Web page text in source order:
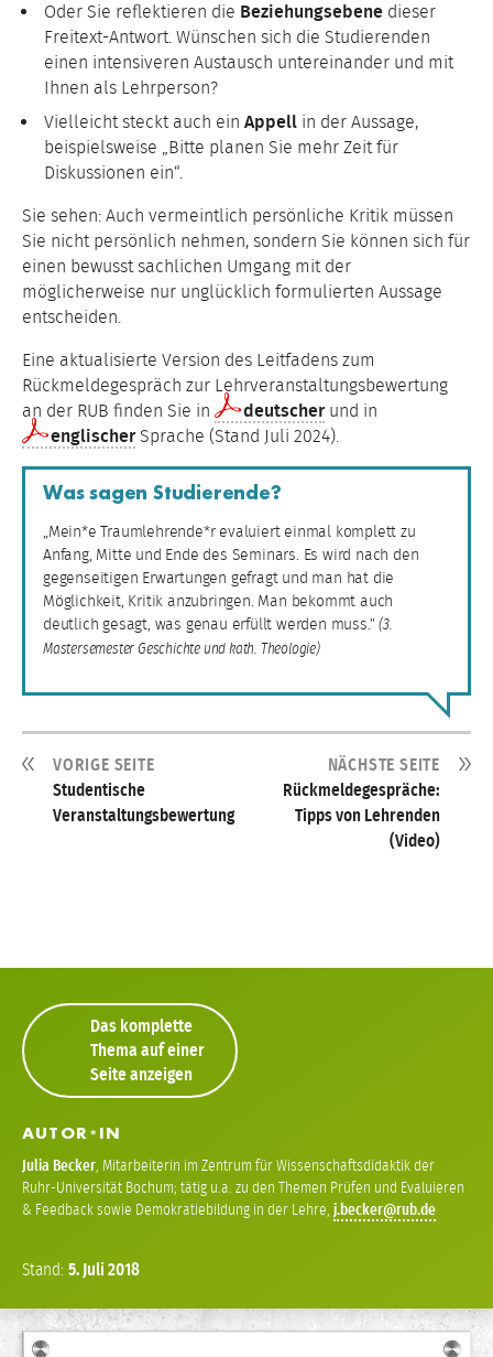
Oder Sie reflektieren die Beziehungsebene dieser
Freitext-Antwort. Wünschen sich die Studierenden
einen intensiveren Austausch untereinander und mit
Ihnen als Lehrperson?
Vielleicht steckt auch ein Appell in der Aussage,
beispielsweise „Bitte planen Sie mehr Zeit für
Diskussionen ein“.
Sie sehen: Auch vermeintlich persönliche Kritik müssen
Sie nicht persönlich nehmen, sondern Sie können sich für
einen bewusst sachlichen Umgang mit der
möglicherweise nur unglücklich formulierten Aussage
entscheiden.
Eine aktualisierte Version des Leitfadens zum
Rückmeldegespräch zur Lehrveranstaltungsbewertung
an der RUB finden Sie in
deutscherund in
englischerSprache (Stand Juli 2024).
Was sagen Studierende?
„Mein*e Traumlehrende*r evaluiert einmal komplett zu
Anfang, Mitte und Ende des Seminars. Es wird nach den
gegenseitigen Erwartungen gefragt und man hat die
Möglichkeit, Kritik anzubringen. Man bekommt auch
deutlich gesagt, was genau erfüllt werden muss.“(3.
Mastersemester Geschichte und kath. Theologie)
VORIGE SEITE
Studentische
Veranstaltungsbewertung
NÄCHSTE SEITE
Rückmeldegespräche:
Tipps von Lehrenden
(Video)
Das komplette
Thema auf einer
Seite anzeigen
AUTOR* IN
Julia Becker, Mitarbeiterin im Zentrum für Wissenschaftsdidaktik der
Ruhr-Universität Bochum; tätig u.a. zu den Themen Prüfen und Evaluieren
& Feedback sowie Demokratiebildung in der Lehre, j becker
Stand: 5. Juli 2018